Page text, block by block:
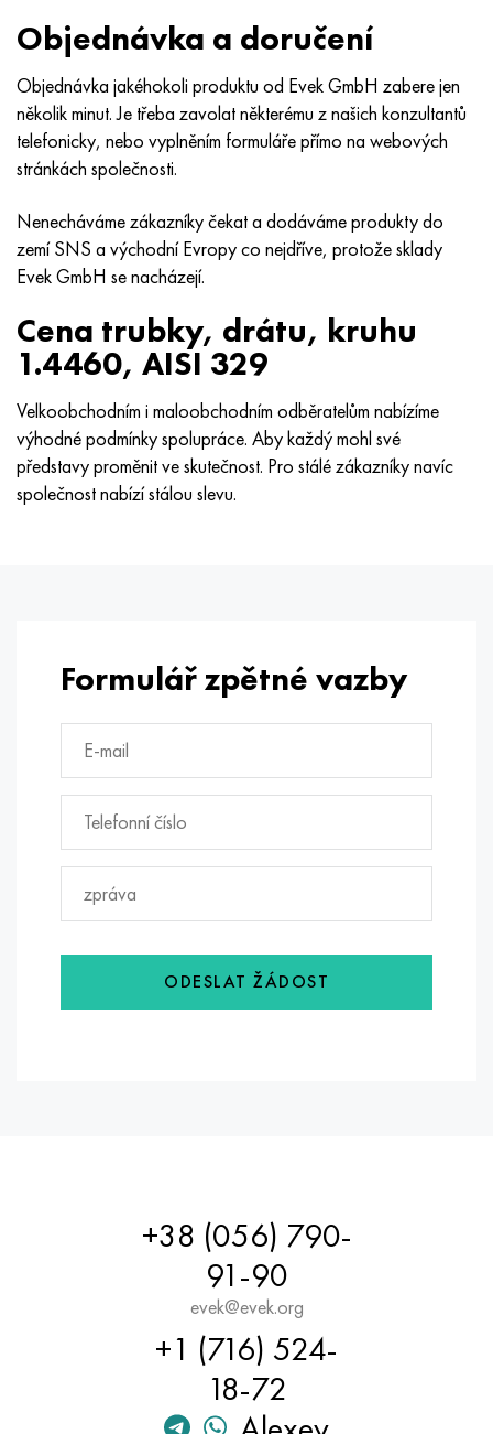
Objednávka a doručení
Objednávka jakéhokoli produktu od Evek GmbH zabere jen
několik minut. Je třeba zavolat některému z našich konzultantů
telefonicky, nebo vyplněním formuláře přímo na webových
stránkách společnosti.
Nenecháváme zákazníky čekat a dodáváme produkty do
zemí SNS a východní Evropy co nejdříve, protože sklady
Evek GmbH se nacházejí.
Cena trubky, drátu, kruhu
1.4460, AISI 329
Velkoobchodním i maloobchodním odběratelům nabízíme
výhodné podmínky spolupráce. Aby každý mohl své
představy proměnit ve skutečnost. Pro stálé zákazníky navíc
společnost nabízí stálou slevu.
Formulář zpětné vazby
ODESLAT ŽÁDOST
+38 (056) 790-
91-90
evek@evek.org
+1 (716) 524-
18-72
Nimonic 263
Haynes 25
Haynes 188
Haynes 230
Hastelloy b2
Hastelloy c4
Hastelloy C22
Hastelloy C-276
Udimet 500
AM-355 – AM-5547
Custom 450® - uns S45000
Řecký Ascoloy 418
Potrubí odolné proti korozi
50X14MF
65X13
90X18MF
38x2n2ma, 34CrNiMo6, 40NiCrMo7
40hn2ma, 34CrNiMo4, 36hnm
38 hodin, 37 hodin
38XA, 37Cr4, AISI 5135
38HN3MFA, 35nicrmov12-5
40G, 40Mn4, AISI 1035
38XM, 42CrMo4, AISI 1,7225
40HH, 36NiCr6, AISI 3135
40XFA, 1,7223, AISI 4142